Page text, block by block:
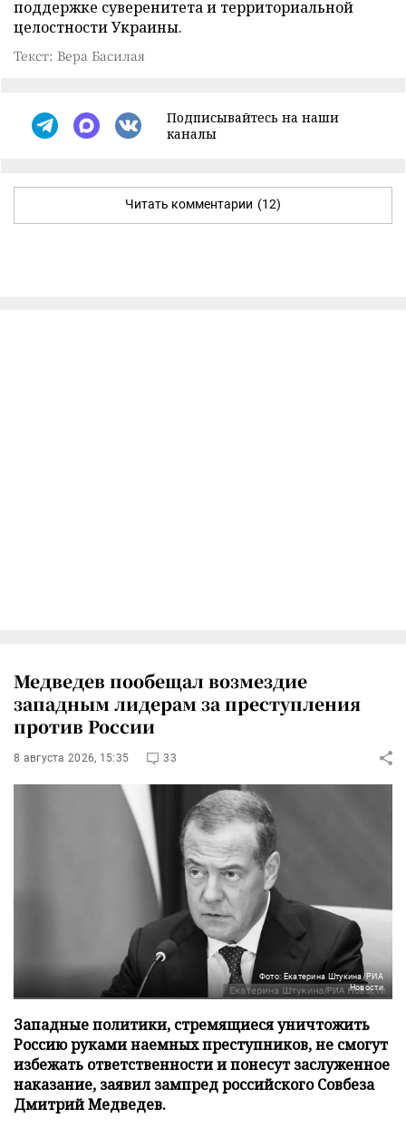
поддержке суверенитета и территориальной
целостности Украины.
Текст: Вера Басилая
Подписывайтесь на наши
каналы
Читать комментарии (12)
Медведев пообещал возмездие
западным лидерам за преступления
против России
8 августа 2026, 15:35 33
Фото: Екатерина Штукина/РИА
Новости
Западные политики, стремящиеся уничтожить
Россию руками наемных преступников, не смогут
избежать ответственности и понесут заслуженное
наказание, заявил зампред российского Совбеза
Дмитрий Медведев.